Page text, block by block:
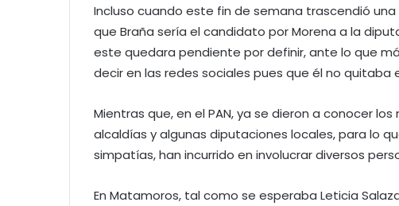
Incluso cuando este fin de semana trascendió
que Braña sería el candidato por Morena a la
este quedara pendiente por definir, ante lo que
decir en las redes sociales pues que él no quitaba
Mientras que, en el PAN, ya se dieron a conocer
alcaldías y algunas diputaciones locales, para lo
simpatías, han incurrido en involucrar diversos
En Matamoros, tal como se esperaba Leticia